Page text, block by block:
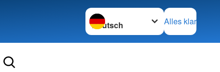
Sprache wechseln zu
Alles klar